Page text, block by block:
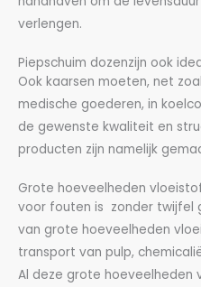
verlengen.
Piepschuim dozenzijn ook
Ook kaarsen moeten, net
medische goederen, in
de gewenste kwaliteit en
producten zijn namelijk
Grote hoeveelheden
voor fouten is zonder twijfel
van grote hoeveelheden
transport van pulp,
Al deze grote